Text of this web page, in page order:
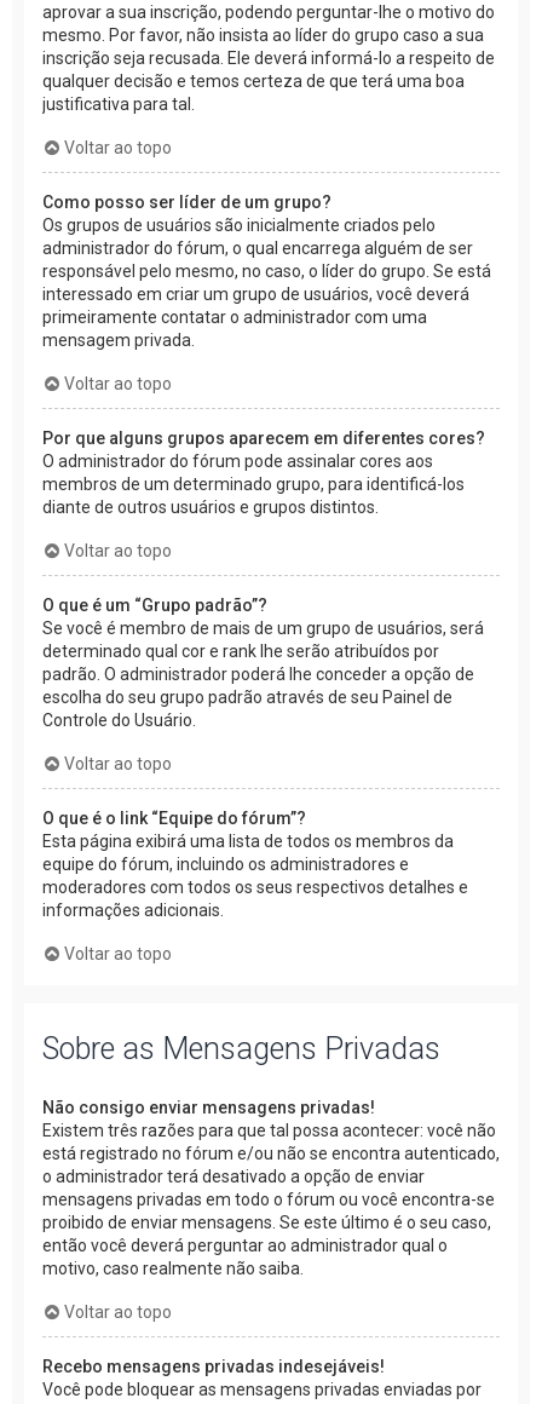
aprovar a sua inscrição, podendo perguntar-lhe o motivo do
mesmo. Por favor, não insista ao líder do grupo caso a sua
inscrição seja recusada. Ele deverá informá-lo a respeito de
qualquer decisão e temos certeza de que terá uma boa
justificativa para tal.
Voltar ao topo
Como posso ser líder de um grupo?
Os grupos de usuários são inicialmente criados pelo
administrador do fórum, o qual encarrega alguém de ser
responsável pelo mesmo, no caso, o líder do grupo. Se está
interessado em criar um grupo de usuários, você deverá
primeiramente contatar o administrador com uma
mensagem privada.
Voltar ao topo
Por que alguns grupos aparecem em diferentes cores?
O administrador do fórum pode assinalar cores aos
membros de um determinado grupo, para identificá-los
diante de outros usuários e grupos distintos.
Voltar ao topo
O que é um “Grupo padrão”?
Se você é membro de mais de um grupo de usuários, será
determinado qual cor e rank lhe serão atribuídos por
padrão. O administrador poderá lhe conceder a opção de
escolha do seu grupo padrão através de seu Painel de
Controle do Usuário.
Voltar ao topo
O que é o link “Equipe do fórum”?
Esta página exibirá uma lista de todos os membros da
equipe do fórum, incluindo os administradores e
moderadores com todos os seus respectivos detalhes e
informações adicionais.
Voltar ao topo
Sobre as Mensagens Privadas
Não consigo enviar mensagens privadas!
Existem três razões para que tal possa acontecer: você não
está registrado no fórum e/ou não se encontra autenticado,
o administrador terá desativado a opção de enviar
mensagens privadas em todo o fórum ou você encontra-se
proibido de enviar mensagens. Se este último é o seu caso,
então você deverá perguntar ao administrador qual o
motivo, caso realmente não saiba.
Voltar ao topo
Recebo mensagens privadas indesejáveis!
Você pode bloquear as mensagens privadas enviadas por